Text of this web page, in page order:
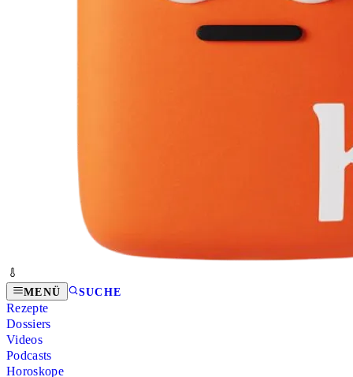
MENÜ SUCHE
Rezepte
Dossiers
Videos
Podcasts
Horoskope